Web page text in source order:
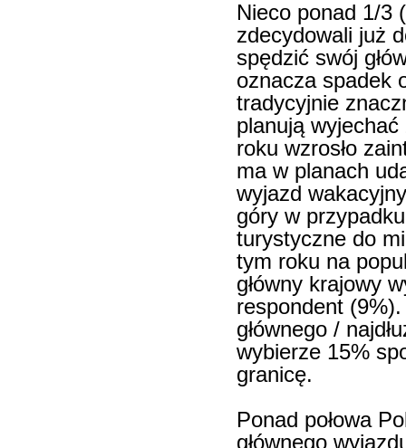
Nieco ponad 1/3
zdecydowali już
spędzić swój
oznacza spadek
tradycyjnie
planują
roku wzrosło
ma w planach
wyjazd
góry w
turystyczne do
tym roku na
główny krajowy
respondent
głównego /
wybierze 15%
granicę.
Ponad połowa
głównego